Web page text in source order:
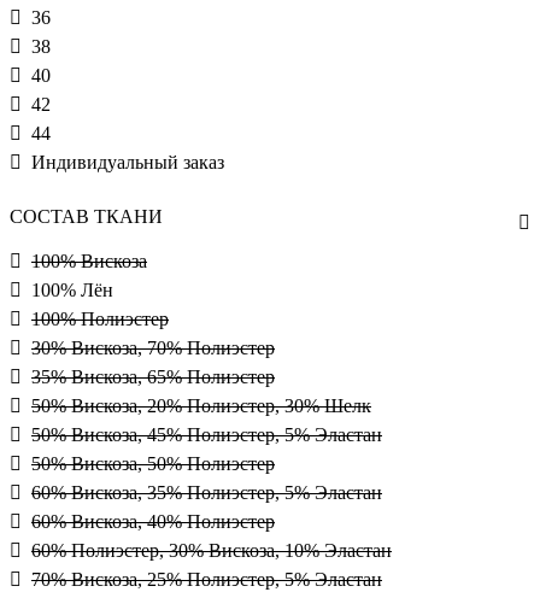
36
38
40
42
44
Индивидуальный заказ
СОСТАВ ТКАНИ
100% Вискоза
100% Лён
100% Полиэстер
30% Вискоза, 70% Полиэстер
35% Вискоза, 65% Полиэстер
50% Вискоза, 20% Полиэстер, 30% Шелк
50% Вискоза, 45% Полиэстер, 5% Эластан
50% Вискоза, 50% Полиэстер
60% Вискоза, 35% Полиэстер, 5% Эластан
60% Вискоза, 40% Полиэстер
60% Полиэстер, 30% Вискоза, 10% Эластан
70% Вискоза, 25% Полиэстер, 5% Эластан